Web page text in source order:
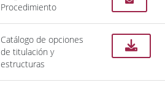
Procedimiento
Catálogo de opciones
de titulación y
estructuras